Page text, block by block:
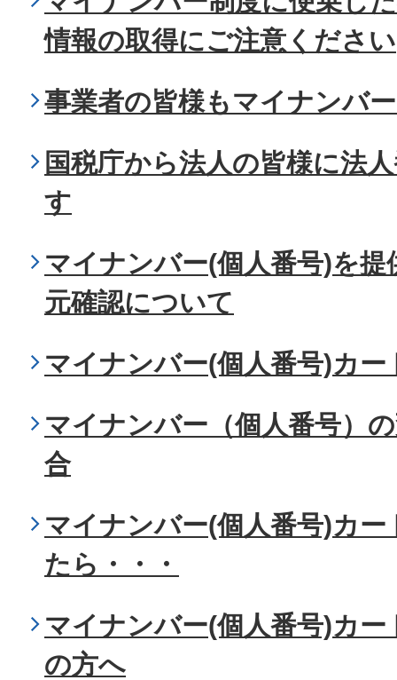
情報の取得にご注意ください
事業者の皆様もマイナンバ
国税庁から法人の皆様に法
す
マイナンバー(個人番号)を
元確認について
マイナンバー(個人番号)カー
マイナンバー（個人番号）
合
マイナンバー(個人番号)カ
たら・・・
マイナンバー(個人番号)カ
の方へ